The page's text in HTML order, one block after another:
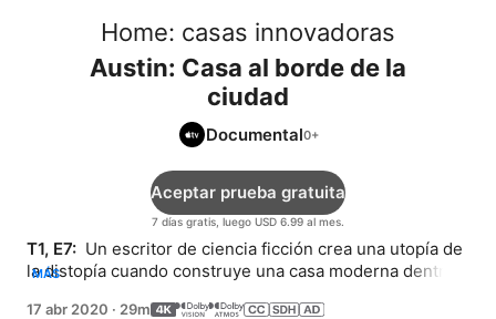
Home: casas innovadoras
Austin: Casa al borde de la
ciudad
Documental
7 días gratis, luego USD 6.99 al mes.
Aceptar prueba gratuita
T1, E7: Un escritor de ciencia ficción crea una utopía de
la distopía cuando construye una casa moderna dentro
MÁS
17 abr 2020 · 29m